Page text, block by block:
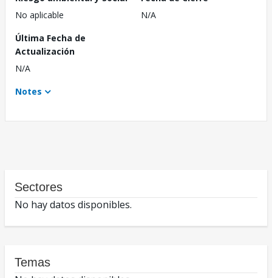
No aplicable
N/A
Última Fecha de
Actualización
N/A
Notes
Sectores
No hay datos disponibles.
Temas